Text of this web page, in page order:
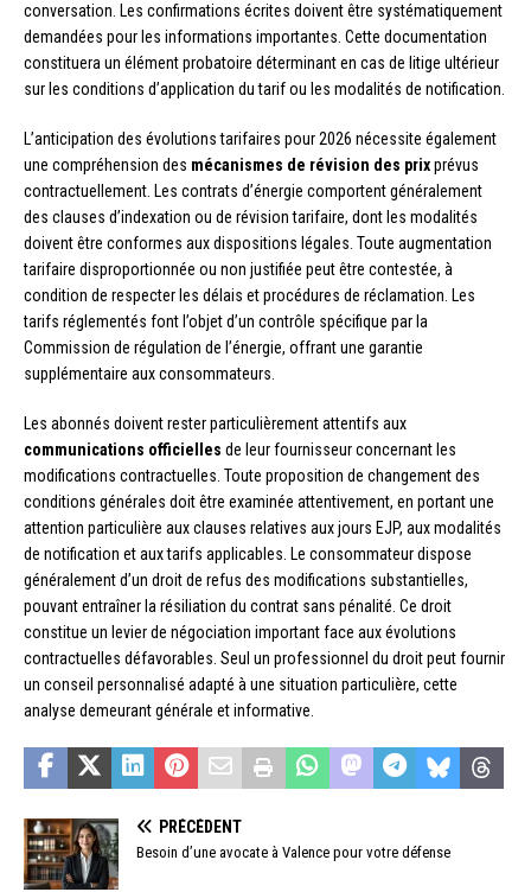
conversation. Les confirmations écrites doivent être systématiquement
demandées pour les informations importantes. Cette documentation
constituera un élément probatoire déterminant en cas de litige ultérieur
sur les conditions d’application du tarif ou les modalités de notification.
L’anticipation des évolutions tarifaires pour 2026 nécessite également
une compréhension des mécanismes de révision des prixprévus
contractuellement. Les contrats d’énergie comportent généralement
des clauses d’indexation ou de révision tarifaire, dont les modalités
doivent être conformes aux dispositions légales. Toute augmentation
tarifaire disproportionnée ou non justifiée peut être contestée, à
condition de respecter les délais et procédures de réclamation. Les
tarifs réglementés font l’objet d’un contrôle spécifique par la
Commission de régulation de l’énergie, offrant une garantie
supplémentaire aux consommateurs.
Les abonnés doivent rester particulièrement attentifs aux
communications officielles de leur fournisseur concernant les
modifications contractuelles. Toute proposition de changement des
conditions générales doit être examinée attentivement, en portant une
attention particulière aux clauses relatives aux jours EJP, aux modalités
de notification et aux tarifs applicables. Le consommateur dispose
généralement d’un droit de refus des modifications substantielles,
pouvant entraîner la résiliation du contrat sans pénalité. Ce droit
constitue un levier de négociation important face aux évolutions
contractuelles défavorables. Seul un professionnel du droit peut fournir
un conseil personnalisé adapté à une situation particulière, cette
analyse demeurant générale et informative.
PRÉCÉDENT
Besoin d’une avocate à Valence pour votre défense